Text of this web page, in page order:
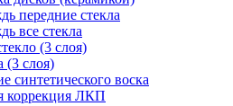
передние стекла
все стекла
(3 слоя)
(3 слоя)
синтетического воска
коррекция ЛКП